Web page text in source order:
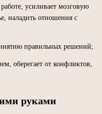
усиливает мозговую
наладить отношения с
правильных решений;
оберегает от конфликтов,
руками